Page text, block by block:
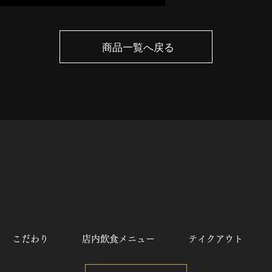
商品一覧へ戻る
こだわり 店内飲食メニュー テイクアウト